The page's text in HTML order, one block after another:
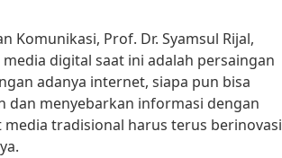
Komunikasi, Prof. Dr. Syamsul Rijal,
digital saat ini adalah persaingan
adanya internet, siapa pun bisa
dan menyebarkan informasi dengan
tradisional harus terus berinovasi